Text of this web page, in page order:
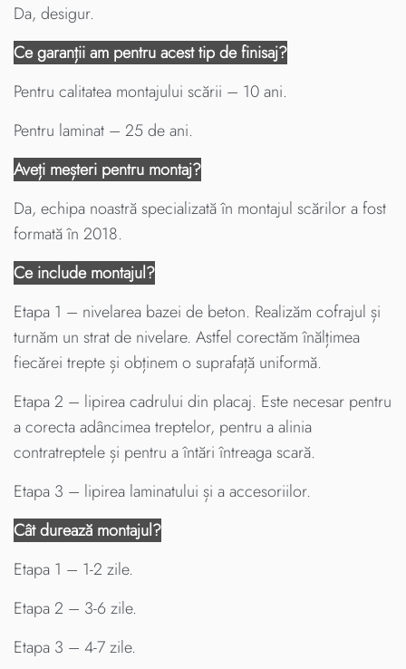
Da, desigur.
Ce garanții am pentru acest tip de finisaj?
Pentru calitatea montajului scării – 10 ani.
Pentru laminat – 25 de ani.
Aveți meșteri pentru montaj?
Da, echipa noastră specializată în montajul scărilor a fost
formată în 2018.
Ce include montajul?
Etapa 1 – nivelarea bazei de beton. Realizăm cofrajul și
turnăm un strat de nivelare. Astfel corectăm înălțimea
fiecărei trepte și obținem o suprafață uniformă.
Etapa 2 – lipirea cadrului din placaj. Este necesar pentru
a corecta adâncimea treptelor, pentru a alinia
contratreptele și pentru a întări întreaga scară.
Etapa 3 – lipirea laminatului și a accesoriilor.
Cât durează montajul?
Etapa 1 – 1-2 zile.
Etapa 2 – 3-6 zile.
Etapa 3 – 4-7 zile.